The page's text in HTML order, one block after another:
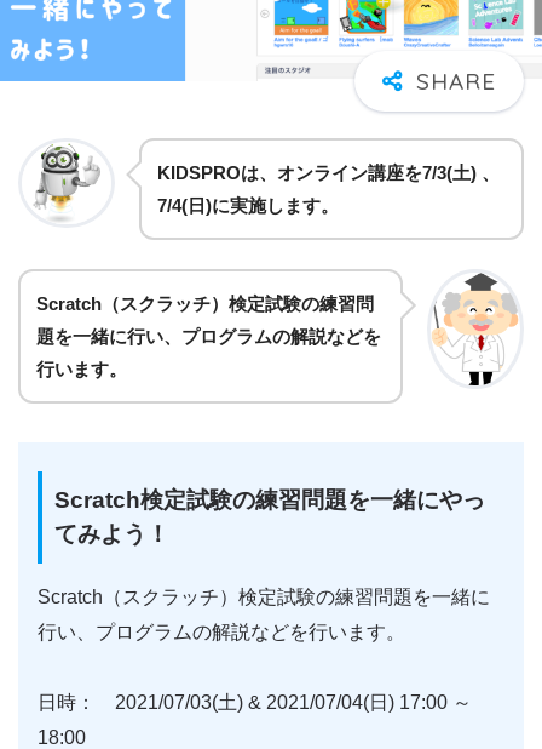
KIDSPROは、オンライン講座を7/3(土) 、
7/4(日)に実施します。
Scratch（スクラッチ）検定試験の練習問
題を一緒に行い、プログラムの解説などを
行います。
Scratch検定試験の練習問題を一緒にやっ
てみよう！
Scratch（スクラッチ）検定試験の練習問題を一緒に
行い、プログラムの解説などを行います。
日時： 2021/07/03(土) & 2021/07/04(日) 17:00 ～
18:00